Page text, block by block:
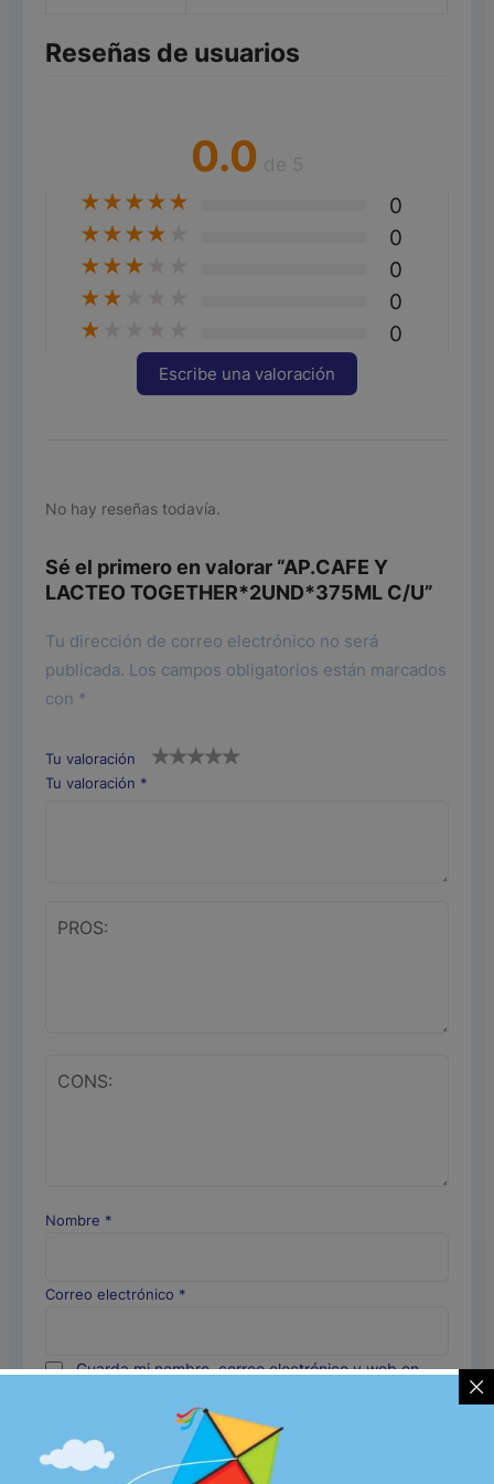
Reseñas de usuarios
0.0
★★★★★ 0
★★★★ 0
★★★ 0
★★ 0
★ 0
Escribe una valoración
No hay reseñas todavía.
Sé el primero en valorar “AP.CAFE Y
LACTEO TOGETHER*2UND*375ML C/U”
Tu dirección de correo electrónico no será
publicada. Los campos obligatorios están marcados
con *
Tu valoración
Tu valoración *
Nombre *
Correo electrónico *
Guarda mi nombre, correo electrónico y web en